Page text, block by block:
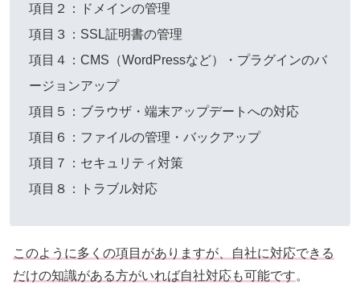
項目２：ドメインの管理
項目３：SSL証明書の管理
項目４：CMS（WordPressなど）・プラグインのバ
ージョンアップ
項目５：ブラウザ・端末アップデートへの対応
項目６：ファイルの管理・バックアップ
項目７：セキュリティ対策
項目８：トラブル対応
このように多くの項目がありますが、自社に対応できる
だけの知識がある方がいれば自社対応も可能です。